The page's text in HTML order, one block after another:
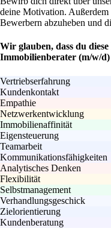
deine Motivation. Außerdem
Bewerbern abzuheben und
Wir glauben, dass du
Immobilienberater (m/w/
Vertriebserfahrung
Kundenkontakt
Empathie
Netzwerkentwicklung
Immobilienaffinität
Eigensteuerung
Teamarbeit
Kommunikationsfähigkeiten
Analytisches Denken
Flexibilität
Selbstmanagement
Verhandlungsgeschick
Zielorientierung
Kundenberatung